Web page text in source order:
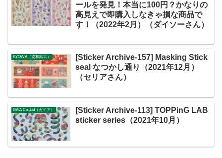
ールを発見！本当に100円？かなりの
高見えで即購入しなきゃ損な商品で
す！（2022年2月）（ダイソーさん）
KYOWA（協和紙工）
[Sticker Archive-157] Masking Stick
seal なつかし通り（2021年12月）
（セリアさん）
GAIA Co.,Ltd（ガイア）
[Sticker Archive-113] TOPPinG LAB
sticker series（2021年10月）